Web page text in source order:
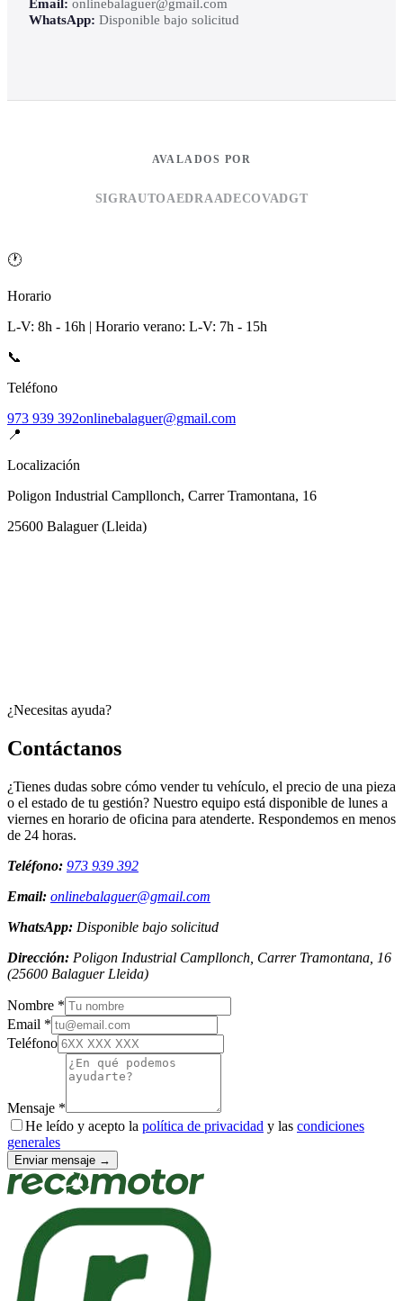
WhatsApp: Disponible bajo solicitud
AVALADOS POR
SIGRAUTOAEDRAADECOVADGT
🕐
Horario
L-V: 8h - 16h | Horario verano: L-V: 7h - 15h
📞
Teléfono
973 939 392onlinebalaguer@gmail.com
📍
Localización
Poligon Industrial Campllonch, Carrer Tramontana, 16
25600 Balaguer(Lleida)
¿Necesitas ayuda?
Contáctanos
¿Tienes dudas sobre cómo vender tu vehículo, el precio de una pieza
o el estado de tu gestión? Nuestro equipo está disponible de lunes a
viernes en horario de oficina para atenderte. Respondemos en menos
de 24 horas.
Teléfono: 973 939 392
Email: onlinebalaguer@gmail.com
WhatsApp: Disponible bajo solicitud
Dirección: Poligon Industrial Campllonch, Carrer Tramontana, 16
(25600 Balaguer Lleida)
Nombre *
Email *
Teléfono
Mensaje *
He leído y acepto la política de privacidad y las condiciones
generales
Enviar mensaje →